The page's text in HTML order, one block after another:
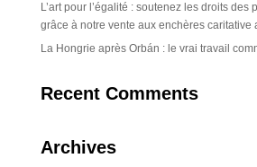
L’art pour l’égalité : soutenez les droits des
grâce à notre vente aux enchères caritative
La Hongrie après Orbán : le vrai travail
Recent Comments
Archives